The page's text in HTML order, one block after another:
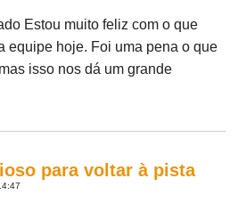
Estou muito feliz com o que
equipe hoje. Foi uma pena o que
isso nos dá um grande
para voltar à pista